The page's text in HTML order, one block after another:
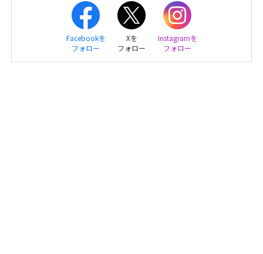
Facebookを
フォロー
Xを
フォロー
Instagramを
フォロー